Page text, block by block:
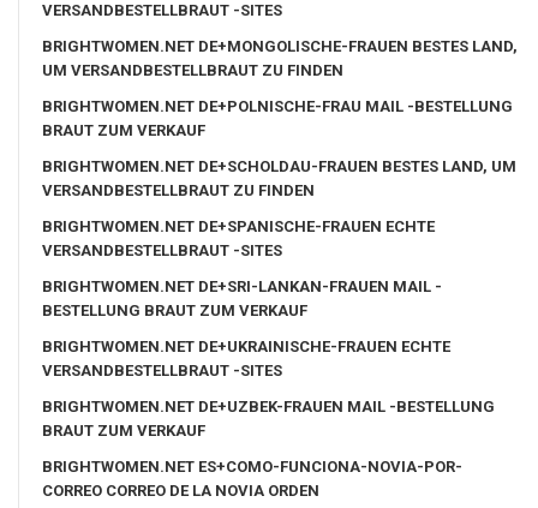
VERSANDBESTELLBRAUT -SITES
BRIGHTWOMEN.NET DE+MONGOLISCHE-FRAUEN BESTES LAND,
UM VERSANDBESTELLBRAUT ZU FINDEN
BRIGHTWOMEN.NET DE+POLNISCHE-FRAU MAIL -BESTELLUNG
BRAUT ZUM VERKAUF
BRIGHTWOMEN.NET DE+SCHOLDAU-FRAUEN BESTES LAND, UM
VERSANDBESTELLBRAUT ZU FINDEN
BRIGHTWOMEN.NET DE+SPANISCHE-FRAUEN ECHTE
VERSANDBESTELLBRAUT -SITES
BRIGHTWOMEN.NET DE+SRI-LANKAN-FRAUEN MAIL -
BESTELLUNG BRAUT ZUM VERKAUF
BRIGHTWOMEN.NET DE+UKRAINISCHE-FRAUEN ECHTE
VERSANDBESTELLBRAUT -SITES
BRIGHTWOMEN.NET DE+UZBEK-FRAUEN MAIL -BESTELLUNG
BRAUT ZUM VERKAUF
BRIGHTWOMEN.NET ES+COMO-FUNCIONA-NOVIA-POR-
CORREO CORREO DE LA NOVIA ORDEN